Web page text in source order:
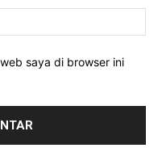
saya di browser ini